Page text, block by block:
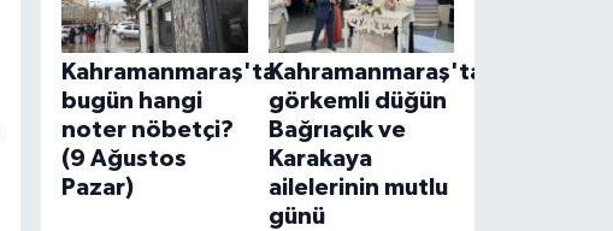
Kahramanmaraş'ta
bugün hangi
noter nöbetçi?
(9 Ağustos
Pazar)
Kahramanmaraş'ta
görkemli düğün
Bağrıaçık ve
Karakaya
ailelerinin mutlu
günü